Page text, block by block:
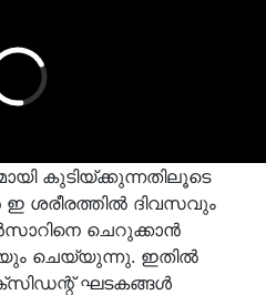
കുടിയ്ക്കുന്നതിലൂടെ
ശരീരത്തിൽ ദിവസവും
ചെറുക്കാൻ
ചെയ്യുന്നു. ഇതിൽ
ഘടകങ്ങൾ